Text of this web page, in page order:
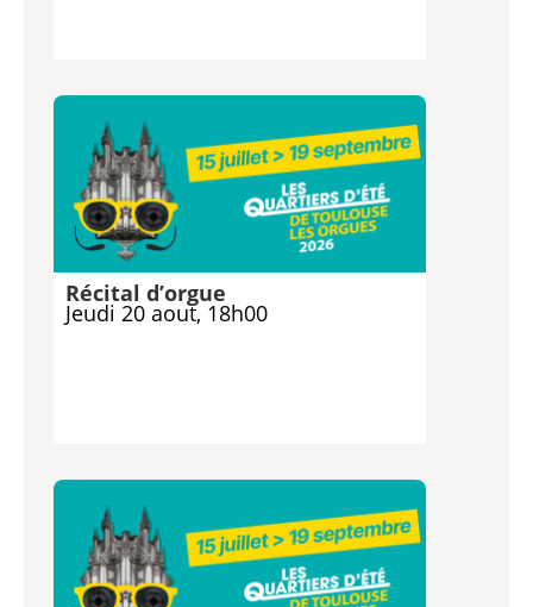
Récital d’orgue
Jeudi 20 aout, 18h00